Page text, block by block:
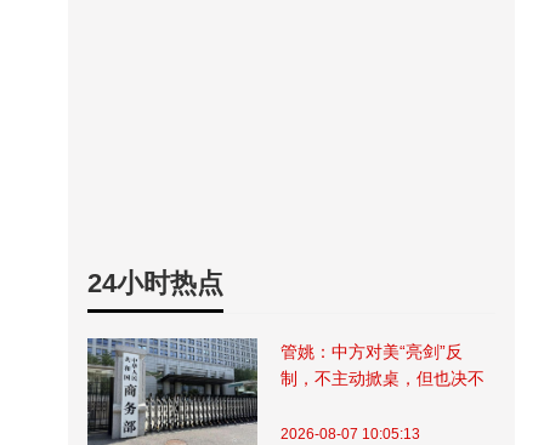
24小时热点
管姚：中方对美“亮剑”反
制，不主动掀桌，但也决不
2026-08-07 10:05:13